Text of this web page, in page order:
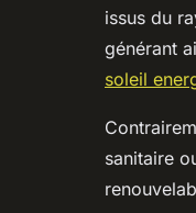
issus du
générant
soleil
sanitaire